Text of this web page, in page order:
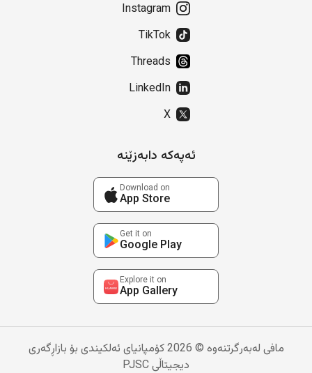
Instagram
TikTok
Threads
LinkedIn
X
ئەپەکە دابەزێنە
Download on
App Store
Get it on
Google Play
Explore it on
App Gallery
مافی لەبەرگرتنەوە © 2026 کۆمپانیای ئەلکیندی بۆ بازاڕگەری
دیجیتاڵی PJSC